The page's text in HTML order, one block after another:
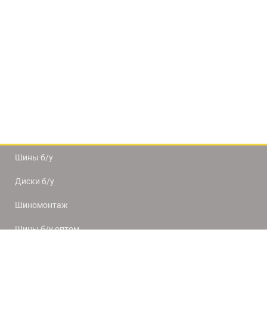
Шины б/у
Диски б/у
Шиномонтаж
Шины б/у оптом